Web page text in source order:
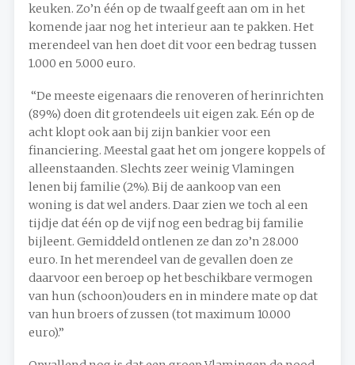
keuken. Zo’n één op de twaalf geeft aan om in het
komende jaar nog het interieur aan te pakken. Het
merendeel van hen doet dit voor een bedrag tussen
1.000 en 5.000 euro.
“De meeste eigenaars die renoveren of herinrichten
(89%) doen dit grotendeels uit eigen zak. Eén op de
acht klopt ook aan bij zijn bankier voor een
financiering. Meestal gaat het om jongere koppels of
alleenstaanden. Slechts zeer weinig Vlamingen
lenen bij familie (2%). Bij de aankoop van een
woning is dat wel anders. Daar zien we toch al een
tijdje dat één op de vijf nog een bedrag bij familie
bijleent. Gemiddeld ontlenen ze dan zo’n 28.000
euro. In het merendeel van de gevallen doen ze
daarvoor een beroep op het beschikbare vermogen
van hun (schoon)ouders en in mindere mate op dat
van hun broers of zussen (tot maximum 10.000
euro).”